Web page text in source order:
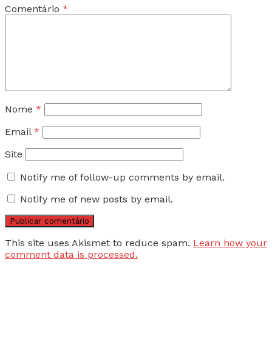
Comentário *
Nome *
Email *
Site
Notify me of follow-up comments by email.
Notify me of new posts by email.
This site uses Akismet to reduce spam. Learn how your
comment data is processed.